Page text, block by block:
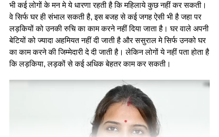
भी कई लोगों के मन मे ये धारणा रहती है कि महिलाये कुछ नहीं कर सकती।
वे सिर्फ घर ही संभाल सकती है, इस बजह से कई जगह ऐसी भी है जहा पर
लड़कियों को उनकी रुचि का काम करने नहीं दिया जाता है। घर वाले अपनी
बेटियों को ज्यादा अहमियत नहीं दी जाती है और ससुराल मे सिर्फ उनको घर
का काम करने की जिम्मेदारी दे दी जाती है। लेकिन लोगों ये नहीं पता होता है
कि लड़किया, लड़कों से कई अधिक बेहतर काम कर सकती।